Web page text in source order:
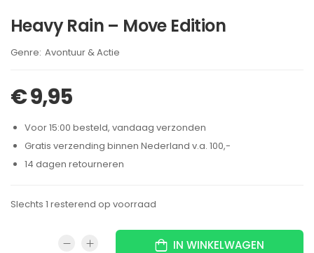
Heavy Rain – Move Edition
Brand:
Avontuur & Actie
€9,95
Voor 15:00 besteld, vandaag verzonden
Gratis verzending binnen Nederland v.a. 100,-
14 dagen retourneren
Slechts 1 resterend op voorraad
IN WINKELWAGEN